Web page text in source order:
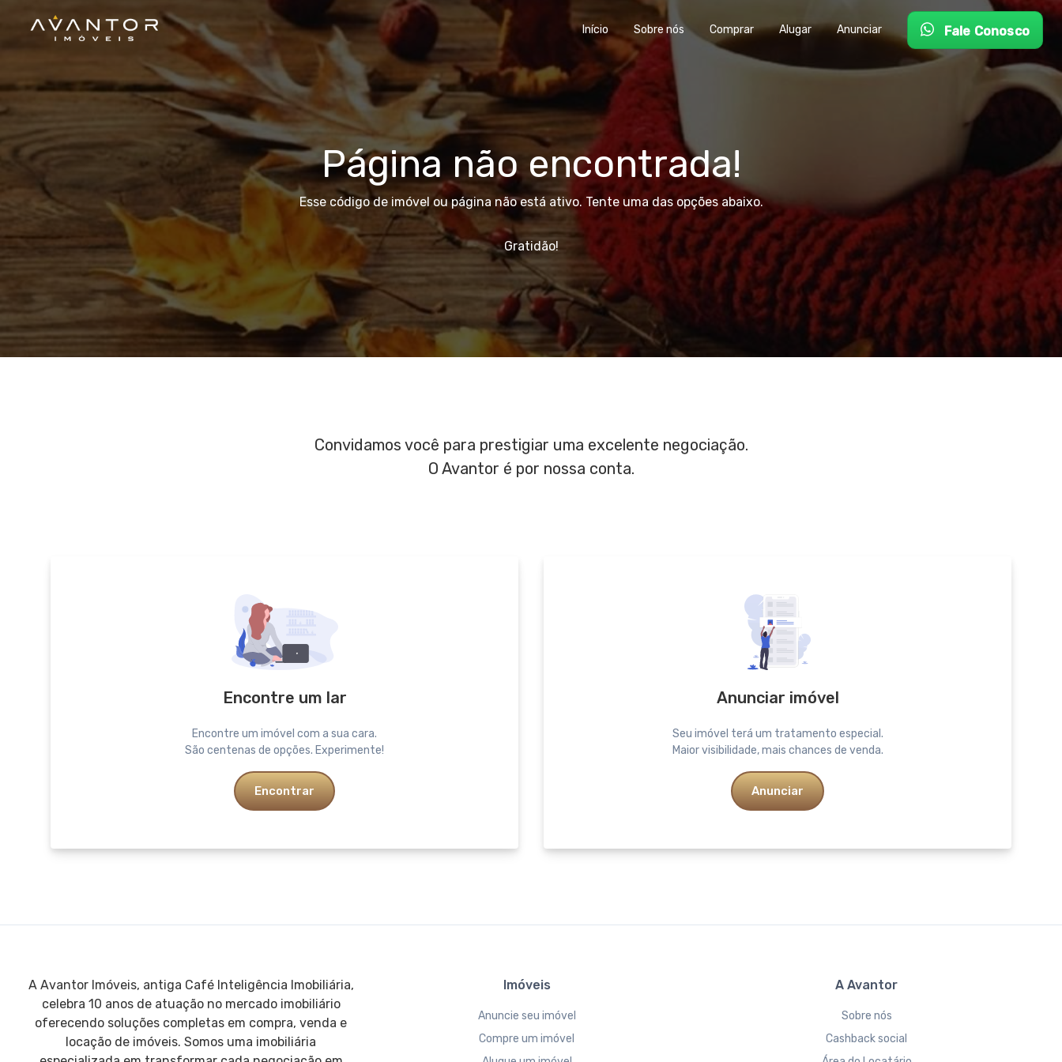
Início Sobre nós Comprar Alugar Anunciar Fale Conosco
Página não encontrada!
Esse código de imóvel ou página não está ativo. Tente uma das opções abaixo.
Gratidão!
Convidamos você para prestigiar uma excelente negociação.
O Avantor é por nossa conta.
Encontre um lar
Encontre um imóvel com a sua cara.
São centenas de opções. Experimente!
Encontrar
Anunciar imóvel
Seu imóvel terá um tratamento especial.
Maior visibilidade, mais chances de venda.
Anunciar
A Avantor Imóveis, antiga Café Inteligência Imobiliária,
celebra 10 anos de atuação no mercado imobiliário
oferecendo soluções completas em compra, venda e
locação de imóveis. Somos uma imobiliária
Imóveis
Anuncie seu imóvel
Compre um imóvel
A Avantor
Sobre nós
Cashback social